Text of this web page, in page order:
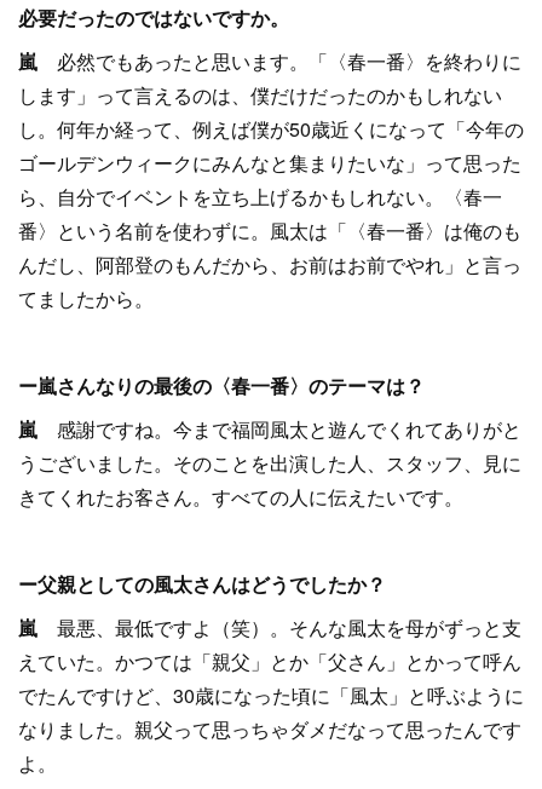
必要だったのではないですか。
嵐 必然でもあったと思います。「〈春一番〉を終わりに
します」って言えるのは、僕だけだったのかもしれない
し。何年か経って、例えば僕が50歳近くになって「今年の
ゴールデンウィークにみんなと集まりたいな」って思った
ら、自分でイベントを立ち上げるかもしれない。〈春一
番〉という名前を使わずに。風太は「〈春一番〉は俺のも
んだし、阿部登のもんだから、お前はお前でやれ」と言っ
てましたから。
ー嵐さんなりの最後の〈春一番〉のテーマは？
嵐 感謝ですね。今まで福岡風太と遊んでくれてありがと
うございました。そのことを出演した人、スタッフ、見に
きてくれたお客さん。すべての人に伝えたいです。
ー父親としての風太さんはどうでしたか？
嵐 最悪、最低ですよ（笑）。そんな風太を母がずっと支
えていた。かつては「親父」とか「父さん」とかって呼ん
でたんですけど、30歳になった頃に「風太」と呼ぶように
なりました。親父って思っちゃダメだなって思ったんです
よ。